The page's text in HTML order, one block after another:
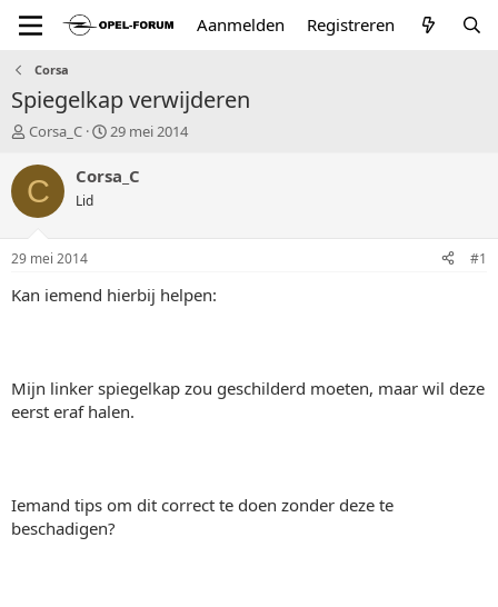
Aanmelden Registreren
Corsa
Spiegelkap verwijderen
T
p
i
a
r
Corsa_C
S
a
u
29 mei 2014
C Corsa_C
Lid
29 mei 2014 #1
Kan iemend hierbij helpen:
Mijn linker spiegelkap zou geschilderd moeten, maar wil deze
eerst eraf halen.
Iemand tips om dit correct te doen zonder deze te
beschadigen?